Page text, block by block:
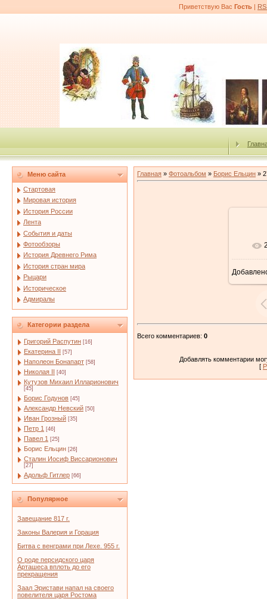
Приветствую Вас Гость |
Меню сайта
Стартовая
Мировая история
История России
Лента
События и даты
Фотообзоры
История Древнего Рима
История стран мира
Рыцари
Историческое
Адмиралы
Категории раздела
Григорий Распутин [16]
Екатерина II [57]
Наполеон Бонапарт [58]
Николая II [40]
Кутузов Михаил Илларионович
[45]
Борис Годунов [45]
Александр Невский [50]
Иван Грозный [35]
Петр 1 [46]
Павел 1 [25]
Борис Ельцин [26]
Сталин Иосиф Виссарионович
[27]
Адольф Гитлер [66]
Популярное
Завещание 817 г.
Законы Валерия и Горация
Битва с венграми при Лехе. 955 г.
О роде персидского царя
Арташеса вплоть до его
прекращения
Заал Эристави напал на своего
повелителя царя Ростома
Главная » Фотоальбом » Борис Ельцин »
Всего комментариев: 0
Добавлять комментарии
[